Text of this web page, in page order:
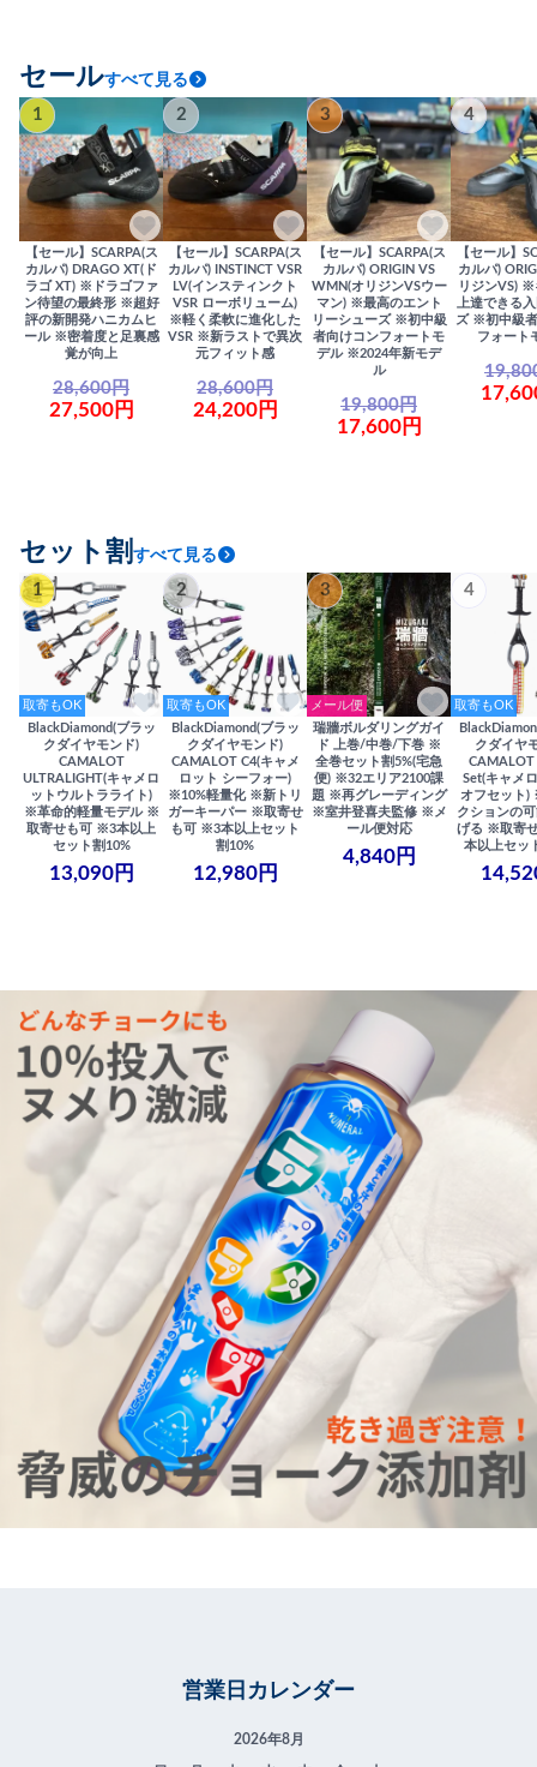
セールすべて見る
1
【セール】SCARPA(ス
カルパ) DRAGO XT(ド
ラゴ XT) ※ドラゴファ
ン待望の最終形 ※超好
評の新開発ハニカムヒ
ール ※密着度と足裏感
覚が向上
28,600円
27,500円
2
【セール】SCARPA(ス
カルパ) INSTINCT VSR
LV(インスティンクト
VSR ローボリューム)
※軽く柔軟に進化した
VSR ※新ラストで異次
元フィット感
28,600円
24,200円
3
【セール】SCARPA(ス
カルパ) ORIGIN VS
WMN(オリジンVSウー
マン) ※最高のエント
リーシューズ ※初中級
者向けコンフォートモ
デル ※2024年新モデ
ル
19,800円
17,600円
4
【セール】
カルパ)
リジンVS) ※
上達できる
ズ ※初中級
フォート
セット割 すべて見る
1
取寄もOK
BlackDiamond(ブラッ
クダイヤモンド)
CAMALOT
ULTRALIGHT(キャメロ
ットウルトラライト)
※革命的軽量モデル ※
取寄せも可 ※3本以上
セット割10%
13,090円
2
取寄もOK
BlackDiamond(ブラッ
クダイヤモンド)
CAMALOT C4(キャメ
ロット シーフォー)
※10%軽量化 ※新トリ
ガーキーパー ※取寄せ
も可 ※3本以上セット
割10%
12,980円
3
メール便
瑞牆ボルダリングガイ
ド 上巻/中巻/下巻 ※
全巻セット割5%(宅急
便) ※32エリア2100課
題 ※再グレーディング
※室井登喜夫監修 ※メ
ール便対応
4,840円
4
取寄もOK
クダイヤ
Set(キャメ
オフセット)
クションの
げる ※取寄
本以上セッ
営業日カレンダー
2026年8月